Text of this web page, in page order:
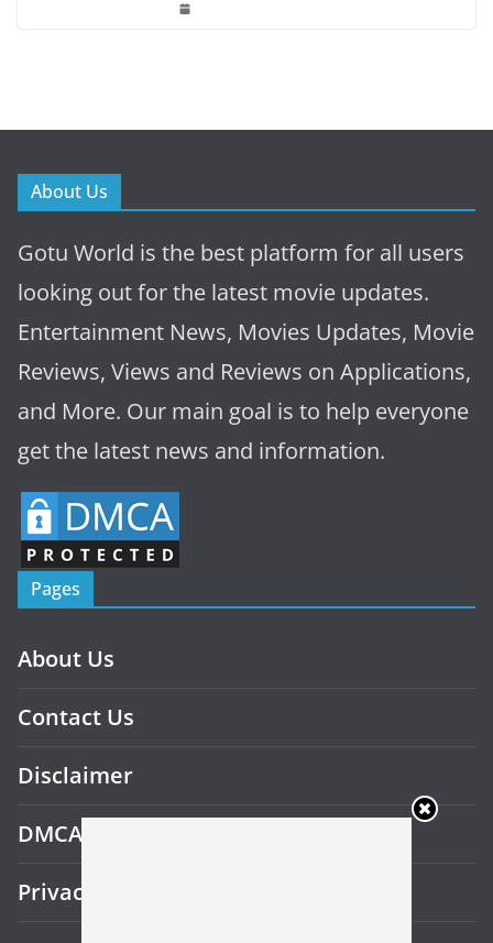
About Us
Gotu World is the best platform for all users
looking out for the latest movie updates.
Entertainment News, Movies Updates, Movie
Reviews, Views and Reviews on Applications,
and More. Our main goal is to help everyone
get the latest news and information.
Pages
About Us
Contact Us
Disclaimer
DMCA
Privacy Policy